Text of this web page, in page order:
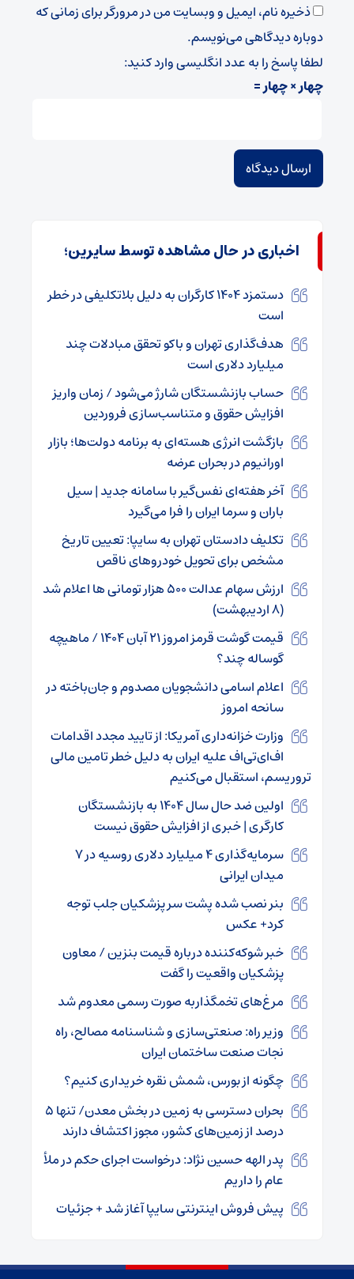
ذخیره نام، ایمیل و وبسایت من در مرورگر برای زمانی که
دوباره دیدگاهی می‌نویسم.
لطفا پاسخ را به عدد انگلیسی وارد کنید:
چهار × چهار =
اخباری در حال مشاهده توسط سایرین؛
دستمزد ۱۴۰۴ کارگران به دلیل بلاتکلیفی در خطر
است
هدف‌گذاری تهران و باکو تحقق مبادلات چند
میلیارد دلاری است
حساب بازنشستگان شارژ می‌شود / زمان واریز
افزایش حقوق و متناسب‌سازی فروردین
بازگشت انرژی هسته‌ای به برنامه دولت‌ها؛ بازار
اورانیوم در بحران عرضه
آخر هفته‌ای نفس‌گیر با سامانه جدید | سیل
باران و سرما ایران را فرا می‌گیرد
تکلیف دادستان تهران به سایپا: تعیین تاریخ
مشخص برای تحویل خودروهای ناقص
ارزش سهام عدالت ۵۰۰ هزار تومانی ها اعلام شد
(۸ اردیبهشت)
قیمت گوشت قرمز امروز ۲۱ آبان ۱۴۰۴ / ماهیچه
گوساله چند؟
اعلام اسامی دانشجویان مصدوم و جان‌باخته در
سانحه امروز
وزارت خزانه‌داری آمریکا: از تایید مجدد اقدامات
اف‌ای‌تی‌اف علیه ایران به دلیل خطر تامین مالی
تروریسم، استقبال می‌کنیم
اولین ضد حال سال ۱۴۰۴ به بازنشستگان
کارگری | خبری از افزایش حقوق نیست
سرمایه‌گذاری ۴ میلیارد دلاری روسیه در ۷
میدان ایرانی
بنر نصب شده پشت سر پزشکیان جلب توجه
کرد+ عکس
خبر شوکه‌کننده درباره قیمت بنزین / معاون
پزشکیان واقعیت را گفت
مرغ‌های تخمگذاربه صورت رسمی معدوم شد
وزیر راه: صنعتی‌سازی و شناسنامه مصالح، راه
نجات صنعت ساختمان ایران
چگونه از بورس، شمش نقره خریداری کنیم؟
بحران دسترسی به زمین در بخش معدن/ تنها ۵
درصد از زمین‌های کشور، مجوز اکتشاف دارند
پدر الهه حسین نژاد: درخواست اجرای حکم در ملأ
عام را داریم
پیش فروش اینترنتی سایپا آغاز شد + جزئیات